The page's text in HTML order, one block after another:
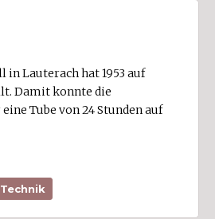
in Lauterach hat 1953 auf
Damit konnte die
Tube von 24 Stunden auf
Technik